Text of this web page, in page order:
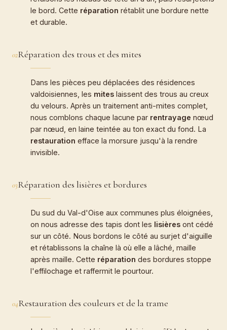
le bord. Cette réparation rétablit une bordure nette
et durable.
02Réparation des trous et des mites
Dans les pièces peu déplacées des résidences
valdoisiennes, les mites laissent des trous au creux
du velours. Après un traitement anti-mites complet,
nous comblons chaque lacune par rentrayage nœud
par nœud, en laine teintée au ton exact du fond. La
restauration efface la morsure jusqu'à la rendre
invisible.
03Réparation des lisières et bordures
Du sud du Val-d'Oise aux communes plus éloignées,
on nous adresse des tapis dont les lisières ont cédé
sur un côté. Nous bordons le côté au surjet d'aiguille
et rétablissons la chaîne là où elle a lâché, maille
après maille. Cette réparation des bordures stoppe
l'effilochage et raffermit le pourtour.
04Restauration des couleurs et de la trame